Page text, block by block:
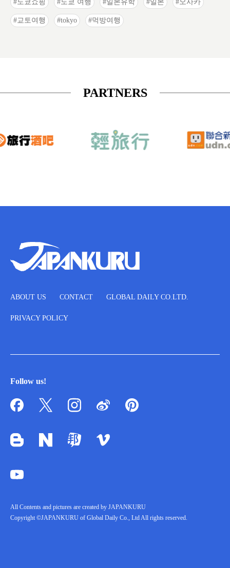
도쿄쇼핑 도쿄 여행 일본유학 일본 오사카
교토여행 tokyo 먹방여행
PARTNERS
ABOUT US CONTACT GLOBAL DAILY CO.LTD.
PRIVACY POLICY
Follow us!
All Contents and pictures are created by JAPANKURU
Copyright ©JAPANKURU of Global Daily Co., Ltd All rights reserved.